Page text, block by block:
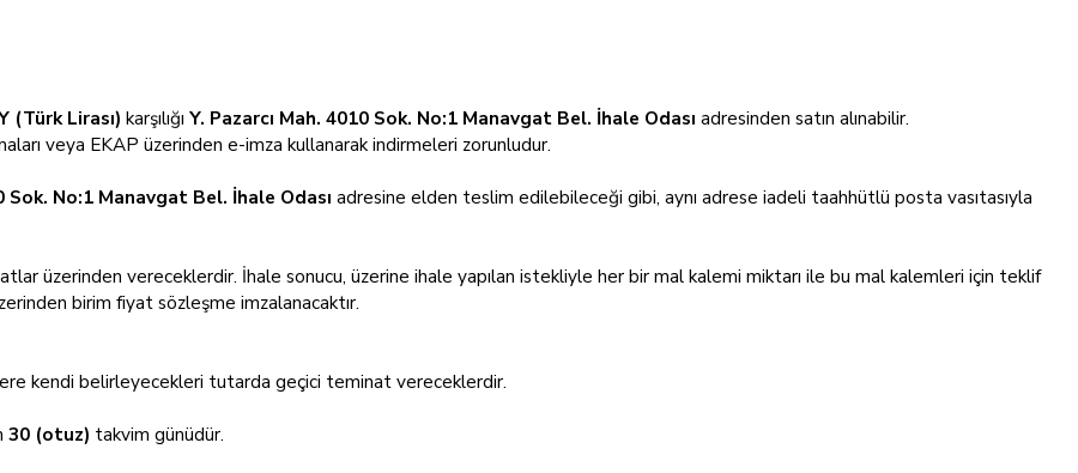
(Türk Lirası) karşılığı Y. Pazarcı Mah. 4010 Sok. No:1 Manavgat Bel. İhale Odası adresinden satın alınabilir.
veya EKAP üzerinden e-imza kullanarak indirmeleri zorunludur.
Sok. No:1 Manavgat Bel. İhale Odası adresine elden teslim edilebileceği gibi, aynı adrese iadeli taahhütlü posta vasıtasıyla
üzerinden vereceklerdir. İhale sonucu, üzerine ihale yapılan istekliyle her bir mal kalemi miktarı ile bu mal kalemleri için teklif
birim fiyat sözleşme imzalanacaktır.
kendi belirleyecekleri tutarda geçici teminat vereceklerdir.
30 (otuz) takvim günüdür.